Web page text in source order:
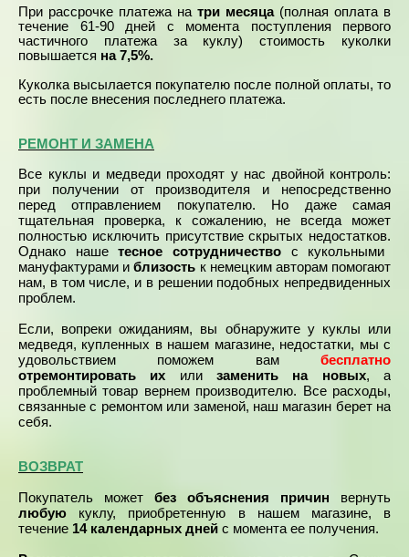
При рассрочке платежа на три месяца(полная оплата в
течение 61-90 дней с момента поступления первого
частичного платежа за куклу) стоимость куколки
повышается на 7,5%.
Куколка высылается покупателю после полной оплаты, то
есть после внесения последнего платежа.
РЕМОНТ И ЗАМЕНА
Все куклы и медведи проходят у нас двойной контроль:
при получении от производителя и непосредственно
перед отправлением покупателю. Но даже самая
тщательная проверка, к сожалению, не всегда может
полностью исключить присутствие скрытых недостатков.
Однако нашетесное сотрудничество с кукольными
мануфактурами иблизость к немецким авторам помогают
нам, в том числе, и в решении подобных непредвиденных
проблем.
Если, вопреки ожиданиям, вы обнаружите у куклы или
медведя, купленных в нашем магазине, недостатки, мы с
удовольствием поможем вам бесплатно
отремонтировать их илизаменить на новых, а
проблемный товар вернем производителю. Все расходы,
связанные с ремонтом или заменой, наш магазин берет на
себя.
ВОЗВРАТ
Покупатель может без объяснения причин вернуть
любую куклу, приобретенную в нашем магазине, в
течение 14 календарных дней с момента ее получения.